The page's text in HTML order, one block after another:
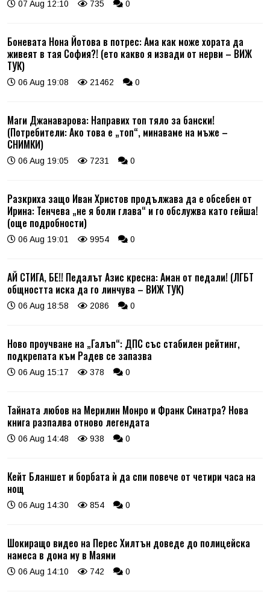
07 Aug 12:10 735 0
Боневата Нона Йотова в потрес: Ама как може хората да
живеят в тая София?! (ето какво я извади от нерви – ВИЖ
ТУК)
06 Aug 19:08 21462 0
Маги Джанаварова: Направих топ тяло за бански!
(Потребители: Ако това е „топ“, минаваме на мъже –
СНИМКИ)
06 Aug 19:05 7231 0
Разкриха защо Иван Христов продължава да е обсебен от
Ирина: Тенчева „не я боли глава“ и го обслужва като гейша!
(още подробности)
06 Aug 19:01 9954 0
АЙ СТИГА, БЕ!! Педалът Азис кресна: Аман от педали! (ЛГБТ
общността иска да го линчува – ВИЖ ТУК)
06 Aug 18:58 2086 0
Ново проучване на „Галъп“: ДПС със стабилен рейтинг,
подкрепата към Радев се запазва
06 Aug 15:17 378 0
Тайната любов на Мерилин Монро и Франк Синатра? Нова
книга разпалва отново легендата
06 Aug 14:48 938 0
Кейт Бланшет и борбата ѝ да спи повече от четири часа на
нощ
06 Aug 14:30 854 0
Шокиращо видео на Перес Хилтън доведе до полицейска
намеса в дома му в Маями
06 Aug 14:10 742 0